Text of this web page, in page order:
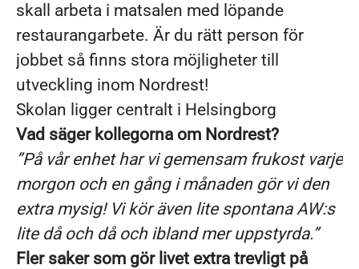
skall arbeta i matsalen med löpande
restaurangarbete. Är du rätt person för
jobbet så finns stora möjligheter till
utveckling inom Nordrest!
Skolan ligger centralt i Helsingborg
Vad säger kollegorna om Nordrest?
”På vår enhet har vi gemensam frukost varje
morgon och en gång i månaden gör vi den
extra mysig! Vi kör även lite spontana AW:s
lite då och då och ibland mer uppstyrda.”
Fler saker som gör livet extra trevligt på